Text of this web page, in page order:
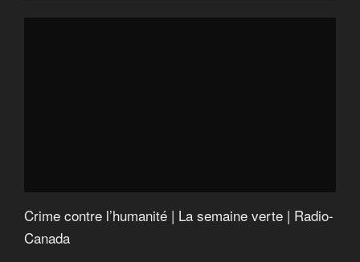
Crime contre l’humanité | La semaine verte | Radio-
Canada